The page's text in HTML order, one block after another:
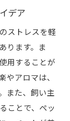
デア
ストレスを軽
ります。ま
用することが
やアロマは、
また、飼い主
ことで、ペッ